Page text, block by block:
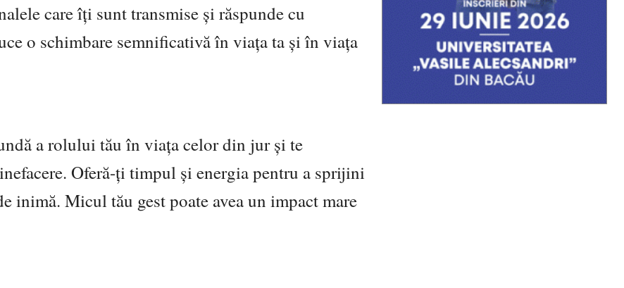
care îți sunt transmise și răspunde cu
o schimbare semnificativă în viața ta și în viața
a rolului tău în viața celor din jur și te
Oferă-ți timpul și energia pentru a sprijini
inimă. Micul tău gest poate avea un impact mare